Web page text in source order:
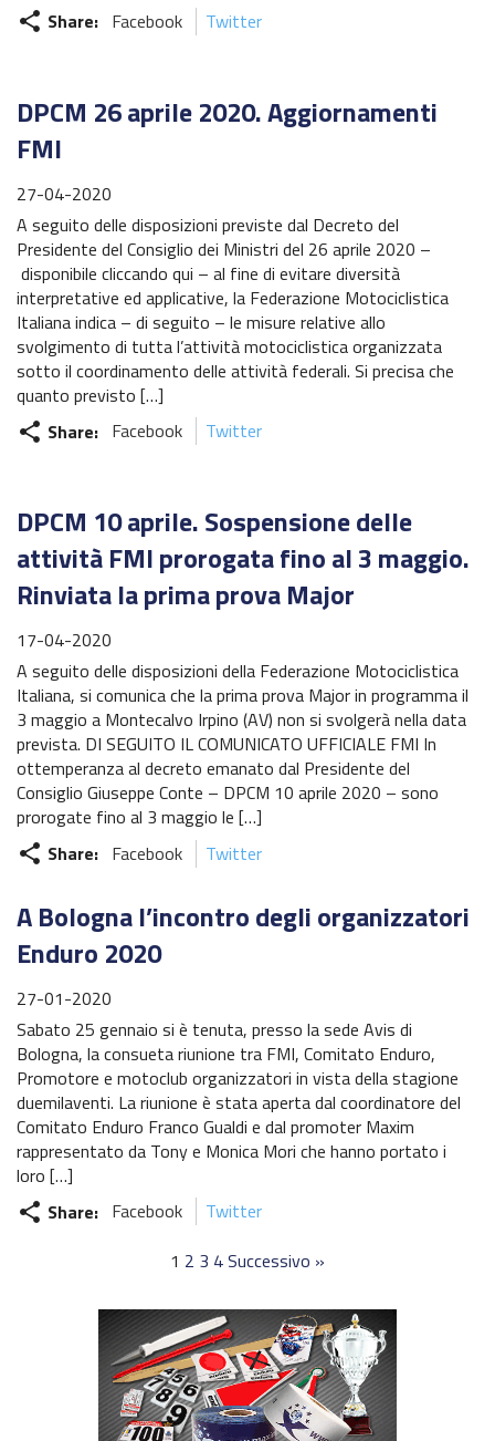
share Share: Facebook Twitter
DPCM 26 aprile 2020. Aggiornamenti
FMI
27-04-2020
A seguito delle disposizioni previste dal Decreto del
Presidente del Consiglio dei Ministri del 26 aprile 2020 –
disponibile cliccando qui – al fine di evitare diversità
interpretative ed applicative, la Federazione Motociclistica
Italiana indica – di seguito – le misure relative allo
svolgimento di tutta l’attività motociclistica organizzata
sotto il coordinamento delle attività federali. Si precisa che
quanto previsto […]
share Share: Facebook Twitter
DPCM 10 aprile. Sospensione delle
attività FMI prorogata fino al 3 maggio.
Rinviata la prima prova Major
17-04-2020
A seguito delle disposizioni della Federazione Motociclistica
Italiana, si comunica che la prima prova Major in programma il
3 maggio a Montecalvo Irpino (AV) non si svolgerà nella data
prevista. DI SEGUITO IL COMUNICATO UFFICIALE FMI In
ottemperanza al decreto emanato dal Presidente del
Consiglio Giuseppe Conte – DPCM 10 aprile 2020 – sono
prorogate fino al 3 maggio le […]
share Share: Facebook Twitter
A Bologna l’incontro degli organizzatori
Enduro 2020
27-01-2020
Sabato 25 gennaio si è tenuta, presso la sede Avis di
Bologna, la consueta riunione tra FMI, Comitato Enduro,
Promotore e motoclub organizzatori in vista della stagione
duemilaventi. La riunione è stata aperta dal coordinatore del
Comitato Enduro Franco Gualdi e dal promoter Maxim
rappresentato da Tony e Monica Mori che hanno portato i
loro […]
share Share: Facebook
Twitter
1 2 3 4Successivo »